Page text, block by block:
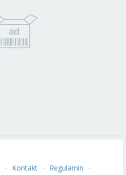
Kontakt
Regulamin